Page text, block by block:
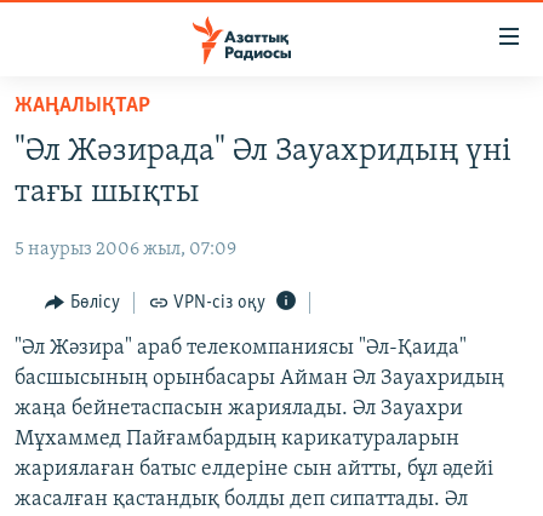
Skip
main
content
to
Navigation
Skip
to
Search
ЖАҢАЛЫҚТАР
ҚАҢТАР ОҚИҒАСЫ
АДАМ ҚҰҚЫҚТАРЫ
ӘЛЕУМЕТ
ӘЛЕМ
АРНАЙЫ ЖОБАЛАР
Русский
ЖАҢАЛЫҚТАР
"Әл Жәзирада" Әл Зауахридың үні
тағы шықты
5 наурыз 2006 жыл, 07:09
Бөлісу VPN-сіз оқу
"Әл Жәзира" араб телекомпаниясы "Әл-Қаида"
басшысының орынбасары Айман Әл Зауахридың
жаңа бейнетаспасын жариялады. Әл Зауахри
Мұхаммед Пайғамбардың карикатураларын
жариялаған батыс елдеріне сын айтты, бұл әдейі
жасалған қастандық болды деп сипаттады. Әл